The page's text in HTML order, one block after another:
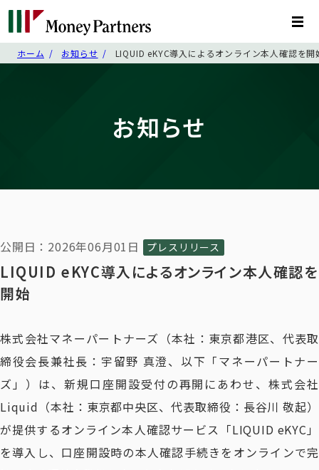
ホーム お知らせ LIQUID eKYC導入によるオンライン本人確認を開
お知らせ
公開日：2026年06月01日 プレスリリース
LIQUID eKYC導入によるオンライン本人確認を
開始
株式会社マネーパートナーズ（本社：東京都港区、代表取
締役会長兼社長：宇留野 真澄、以下「マネーパートナー
ズ」）は、新規口座開設受付の再開にあわせ、株式会社
Liquid（本社：東京都中央区、代表取締役：長谷川 敬起）
が提供するオンライン本人確認サービス「LIQUID eKYC」
を導入し、口座開設時の本人確認手続きをオンラインで完